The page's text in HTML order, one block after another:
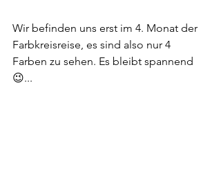
Wir befinden uns erst im 4. Monat der
Farbkreisreise, es sind also nur 4
Farben zu sehen. Es bleibt spannend
😉...